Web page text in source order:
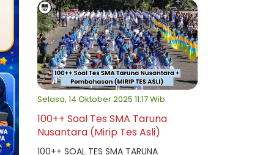
Selasa, 14 Oktober 2025 11:17 Wib
100++ Soal Tes SMA Taruna
Nusantara (Mirip Tes Asli)
100++ SOAL TES SMA TARUNA